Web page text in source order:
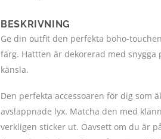
BESKRIVNING
Ge din outfit den perfekta boho-
färg. Hattten är dekorerad med
känsla.
Den perfekta accessoaren för dig som
avslappnade lyx. Matcha den med
verkligen sticker ut. Oavsett om du är